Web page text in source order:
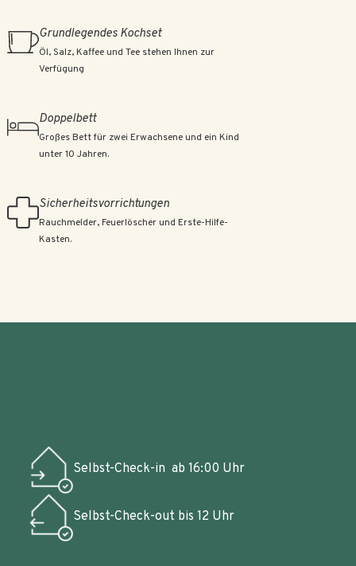
Grundlegendes Kochset
Öl, Salz, Kaffee und Tee stehen Ihnen zur
Verfügung
Doppelbett
Großes Bett für zwei Erwachsene und ein Kind
unter 10 Jahren.
Sicherheitsvorrichtungen
Rauchmelder, Feuerlöscher und Erste-Hilfe-
Kasten.
Selbst-Check-in ab 16:00 Uhr
Selbst-Check-out bis 12 Uhr